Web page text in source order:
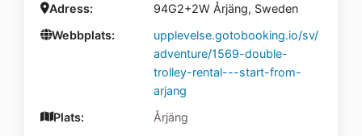
Adress:
94G2+2W Årjäng, Sweden
Webbplats:
upplevelse.gotobooking.io/sv/
adventure/1569-double-
trolley-rental---start-from-
arjang
Plats:
Årjäng